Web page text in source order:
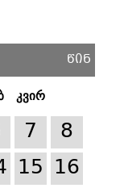
წინ
კვირ
7
8
15 16